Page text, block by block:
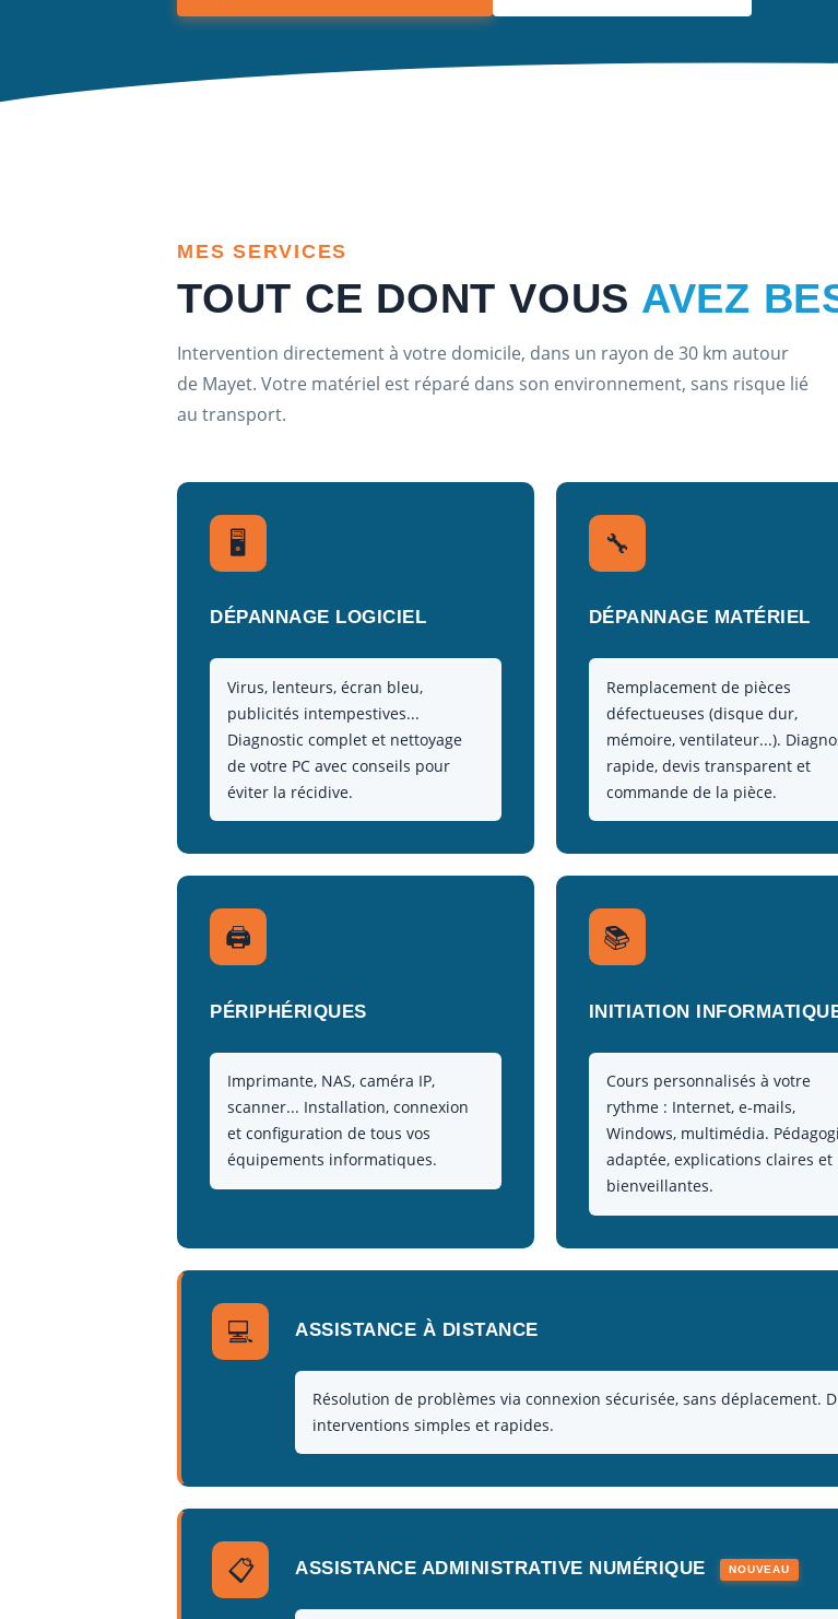
MES SERVICES
TOUT CE DONT VOUS AVEZ
Intervention directement à votre domicile, dans un rayon de 30 km autour
de Mayet. Votre matériel est réparé dans son environnement, sans risque lié
au transport.
🖥️
DÉPANNAGE LOGICIEL
Virus, lenteurs, écran bleu,
publicités intempestives...
Diagnostic complet et nettoyage
de votre PC avec conseils pour
éviter la récidive.
🔧
DÉPANNAGE MATÉRIEL
Remplacement de pièces
défectueuses (disque dur,
mémoire, ventilateur...).
rapide, devis transparent et
commande de la pièce.
🖨️
PÉRIPHÉRIQUES
Imprimante, NAS, caméra IP,
scanner... Installation, connexion
et configuration de tous vos
équipements informatiques.
📚
INITIATION
Cours personnalisés à votre
rythme : Internet, e-mails,
Windows, multimédia.
adaptée, explications claires et
bienveillantes.
💻 ASSISTANCE À DISTANCE
Résolution de problèmes via connexion sécurisée, sans déplacement.
interventions simples et rapides.
📋 ASSISTANCE ADMINISTRATIVE NUMÉRIQUE NOUVEAU